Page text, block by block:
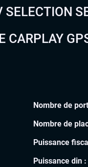
CARPLAY
Nombre de
Nombre de
Puissance
Puissance din :